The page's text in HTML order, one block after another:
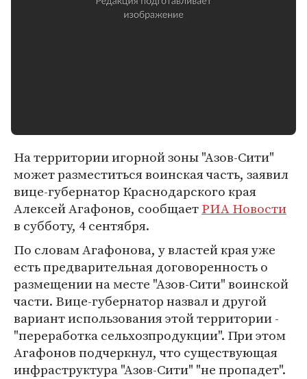
На территории игорной зоны "Азов-Сити"
может разместиться воинская часть, заявил
вице-губернатор Краснодарского края
Алексей Агафонов, сообщаетРИА Новости
в субботу, 4 сентября.
По словам Агафонова, у властей края уже
есть предварительная договоренность о
размещении на месте "Азов-Сити" воинской
части. Вице-губернатор назвал и другой
вариант использования этой территории -
"переработка сельхозпродукции". При этом
Агафонов подчеркнул, что существующая
инфраструктура "Азов-Сити" "не пропадет".